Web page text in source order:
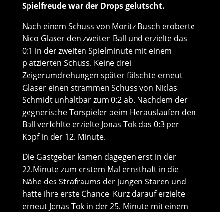
Spielfreude war der Drops gelutscht.
Nach einem Schuss von Moritz Busch eroberte
Nico Glaser den zweiten Ball und erzielte das
0:1 in der zweiten Spielminute mit einem
platzierten Schuss. Keine drei
Zeigerumdrehungen später fälschte erneut
Glaser einen strammen Schuss von Niclas
Schmidt unhaltbar zum 0:2 ab. Nachdem der
gegnerische Torspieler beim Herauslaufen den
Ball verfehlte erzielte Jonas Tok das 0:3 per
Kopf in der 12. Minute.
Die Gastgeber kamen dagegen erst in der
22.Minute zum erstem Mal ernsthaft in die
Nähe des Strafraums der jungen Staren und
hatte ihre erste Chance. Kurz darauf erzielte
erneut Jonas Tok in der 25. Minute mit einem